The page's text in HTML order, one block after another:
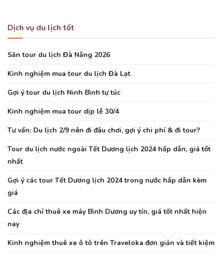
Dịch vụ du lịch tốt
Săn tour du lịch Đà Nẵng 2026
Kinh nghiệm mua tour du lịch Đà Lạt
Gợi ý tour du lịch Ninh Bình tự túc
Kinh nghiệm mua tour dịp lễ 30/4
Tư vấn: Du lịch 2/9 nên đi đâu chơi, gợi ý chi phí & đi tour?
Tour du lịch nước ngoài Tết Dương lịch 2024 hấp dẫn, giá tốt
nhất
Gợi ý các tour Tết Dương lịch 2024 trong nước hấp dẫn kèm
giá
Các địa chỉ thuê xe máy Bình Dương uy tín, giá tốt nhất hiện
nay
Kinh nghiệm thuê xe ô tô trên Traveloka đơn giản và tiết kiệm